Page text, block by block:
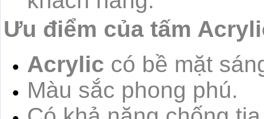
Ưu điểm của tấm Acryli
Acrylic có bề mặt
Màu sắc phong phú.